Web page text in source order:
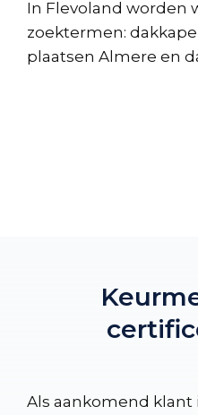
In Flevoland worden
zoektermen:
plaatsen Almere en
Als aankomend